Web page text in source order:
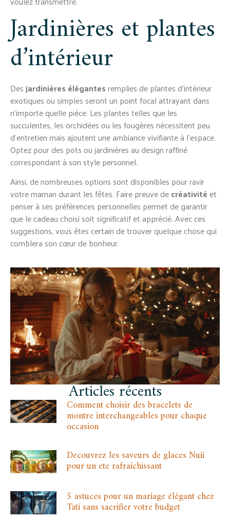
Jardinières et plantes
d’intérieur
Desjardinières élégantesremplies de plantes d’intérieur
exotiques ou simples seront un point focal attrayant dans
n’importe quelle pièce. Les plantes telles que les
succulentes, les orchidées ou les fougères nécessitent peu
d’entretien mais ajoutent une ambiance vivifiante à l’espace.
Optez pour des pots ou jardinières au design raffiné
correspondant à son style personnel.
Ainsi, de nombreuses options sont disponibles pour ravir
votre maman durant les fêtes. Faire preuve decréativité et
penser à ses préférences personnelles permet de garantir
que le cadeau choisi soit significatif et apprécié. Avec ces
suggestions, vous êtes certain de trouver quelque chose qui
comblera son cœur de bonheur.
Articles récents
Comment choisir des bracelets de
montre interchangeables pour chaque
occasion
Decouvrez les saveurs de glaces Nuii
pour un ete rafraichissant
5 astuces pour un mariage élégant chez
Tati sans sacrifier votre budget